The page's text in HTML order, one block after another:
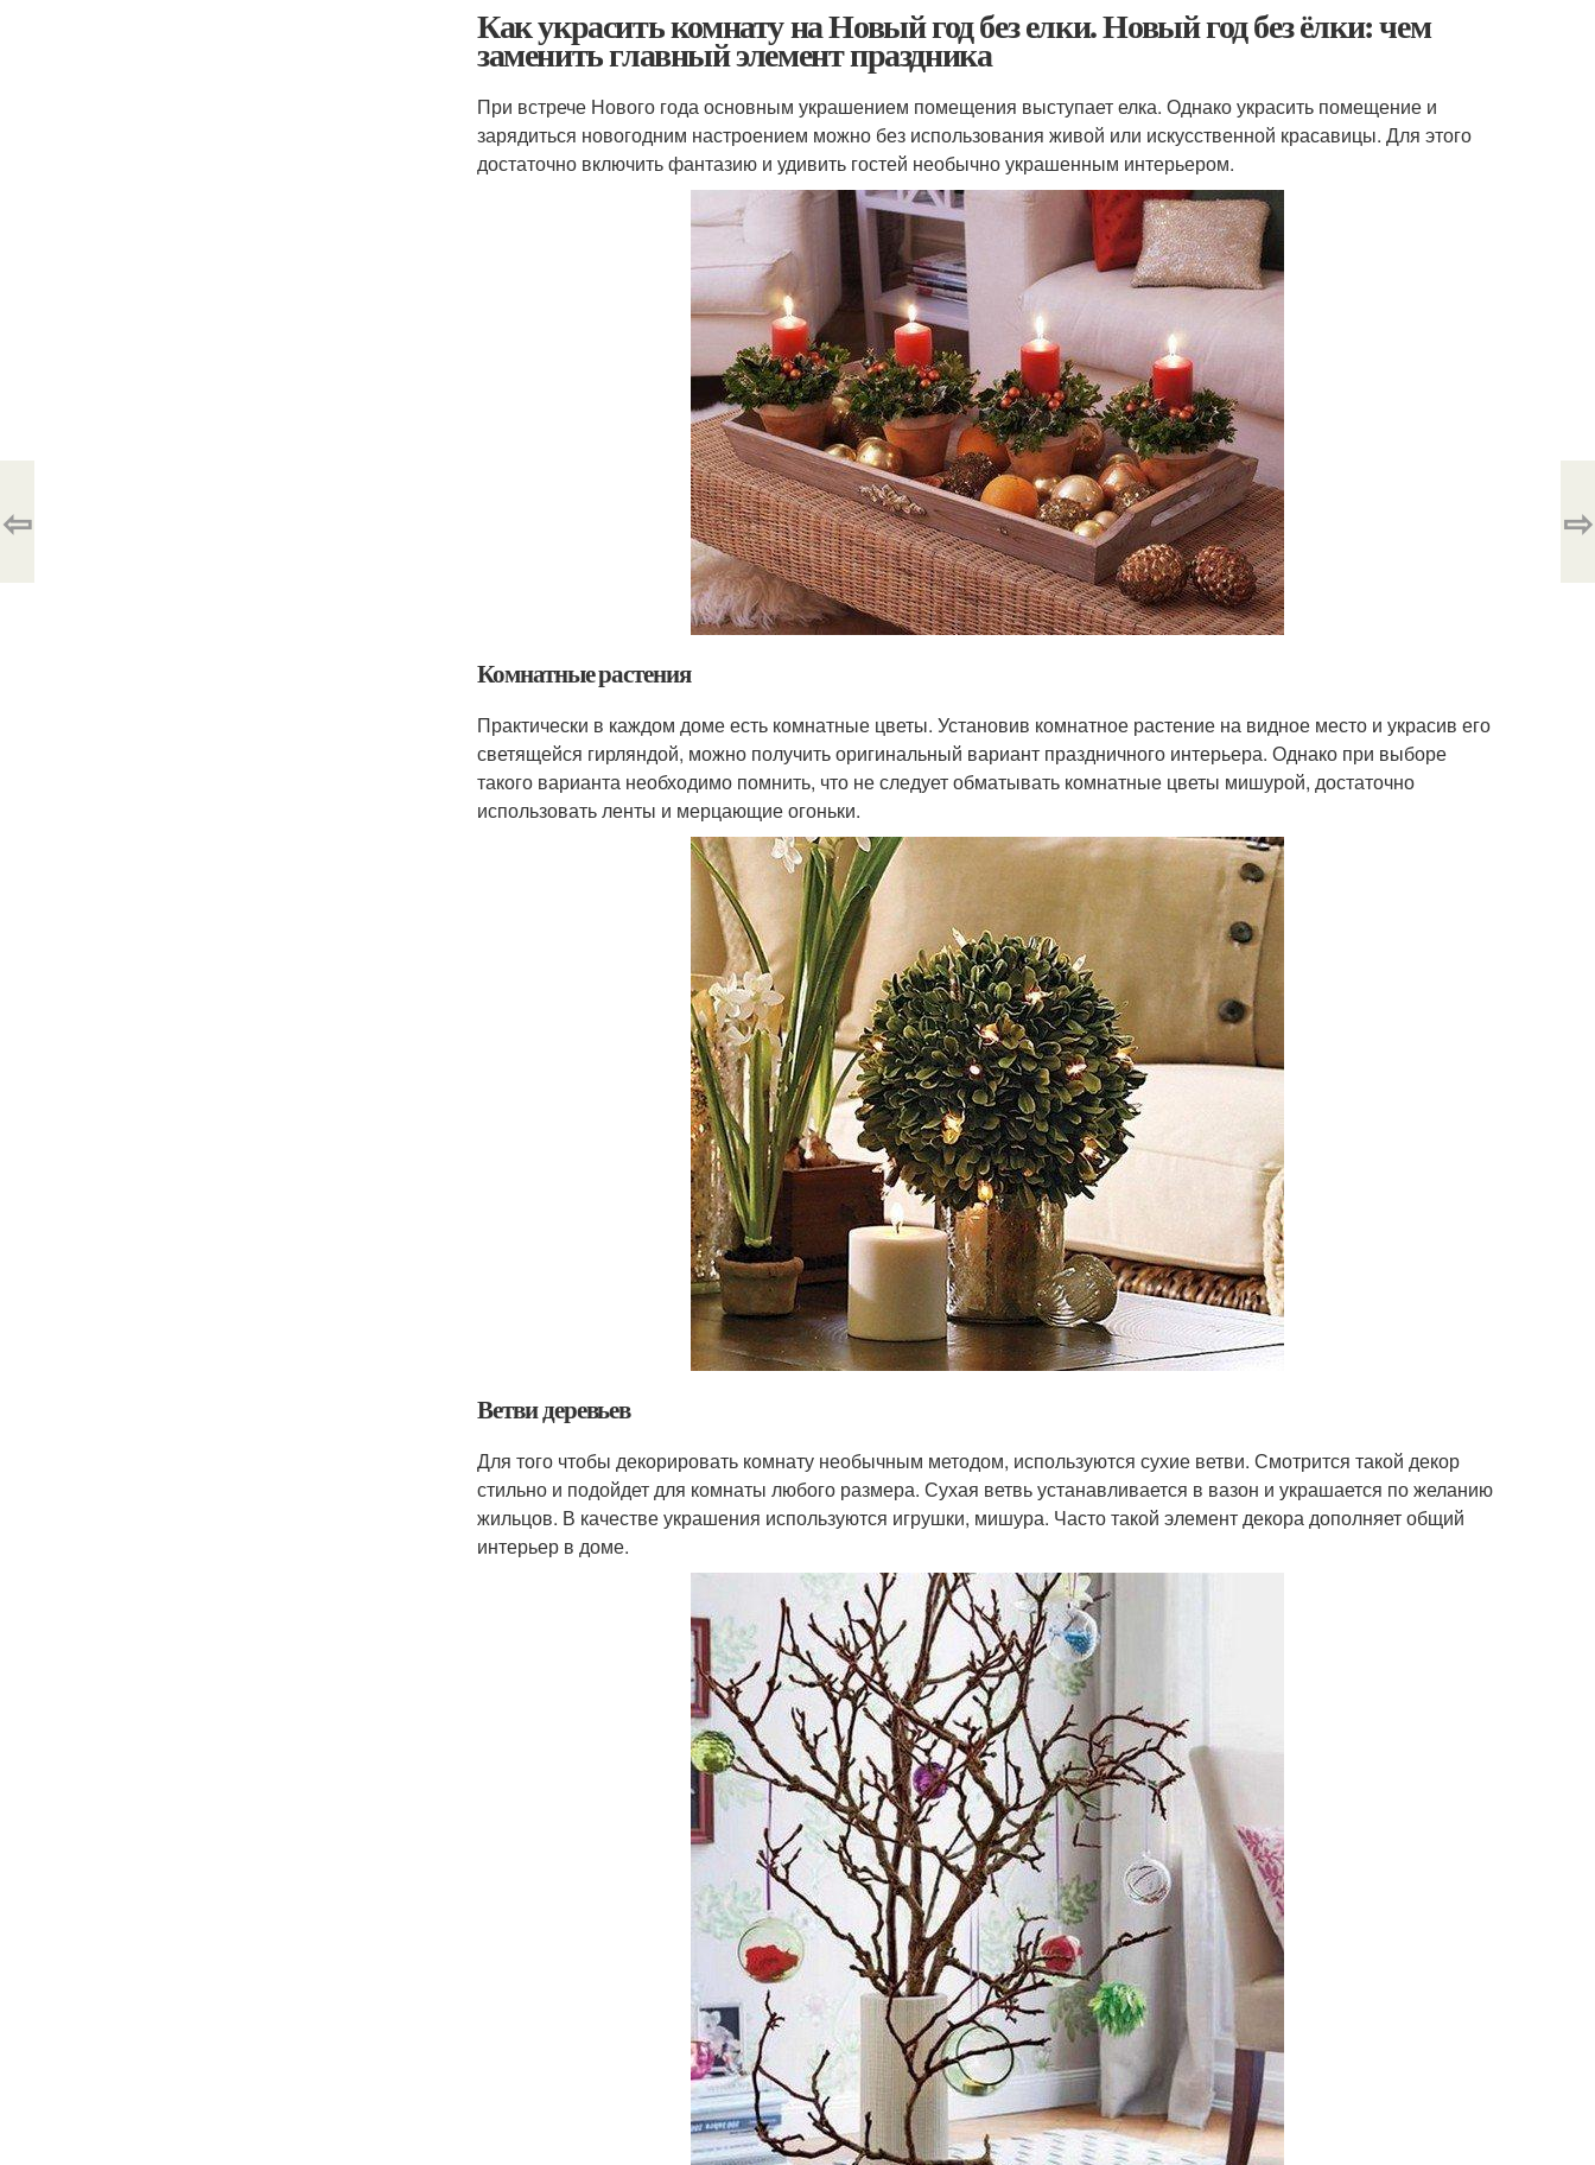
Как украсить комнату на Новый год без елки. Новый год без ёлки: чем
заменить главный элемент праздника
При встрече Нового года основным украшением помещения выступает елка. Однако украсить помещение и
зарядиться новогодним настроением можно без использования живой или искусственной красавицы. Для этого
достаточно включить фантазию и удивить гостей необычно украшенным интерьером.
Комнатные растения
Практически в каждом доме есть комнатные цветы. Установив комнатное растение на видное место и украсив его
светящейся гирляндой, можно получить оригинальный вариант праздничного интерьера. Однако при выборе
такого варианта необходимо помнить, что не следует обматывать комнатные цветы мишурой, достаточно
использовать ленты и мерцающие огоньки.
Ветви деревьев
Для того чтобы декорировать комнату необычным методом, используются сухие ветви. Смотрится такой декор
стильно и подойдет для комнаты любого размера. Сухая ветвь устанавливается в вазон и украшается по желанию
жильцов. В качестве украшения используются игрушки, мишура. Часто такой элемент декора дополняет общий
интерьер в доме.
⇦ ⇨